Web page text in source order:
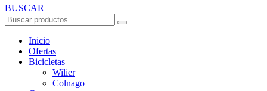
BUSCAR
Inicio
Ofertas
Bicicletas
Wilier
Colnago